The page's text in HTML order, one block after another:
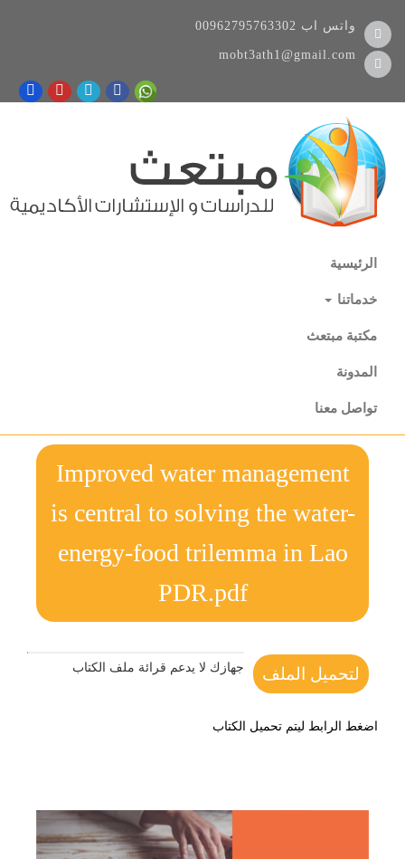
00962795763302 واتس اب
mobt3ath1@gmail.com
الرئيسية
خدماتنا
مكتبة مبتعث
المدونة
تواصل معنا
Improved water management
is central to solving the water-
energy-food trilemma in Lao
PDR.pdf
لتحميل الملف جهازك لا يدعم قرائة ملف الكتاب
اضغط الرابط ليتم تحميل الكتاب